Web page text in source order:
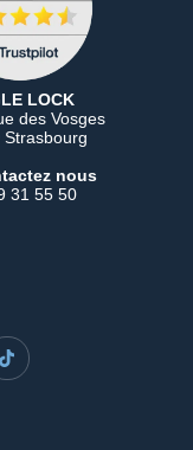
LOCK
des Vosges
Strasbourg
nous
31 55 50